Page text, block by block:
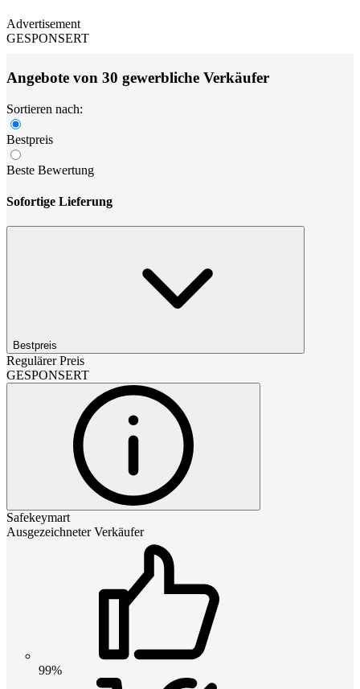
Advertisement
GESPONSERT
Angebote von 30 gewerbliche Verkäufer
Sortieren nach:
Bestpreis
Beste Bewertung
Sofortige Lieferung
Bestpreis
Regulärer Preis
GESPONSERT
Safekeymart
Ausgezeichneter Verkäufer
99%